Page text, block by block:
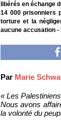
libérés en échange
14 000 prisonniers
torture et la
aucune accusation -
Par Marie
« Les
Nous avons
la volonté du